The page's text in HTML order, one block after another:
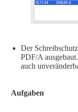
Der
PDF/A
auch
Aufgaben